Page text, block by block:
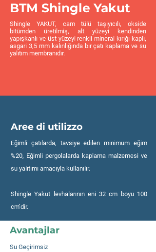
BTM Shingle Yakut
Shingle YAKUT, cam tülü taşıyıcılı, okside
bitümden üretilmiş, alt yüzeyi kendinden
yapışkanlı ve üst yüzeyi renkli mineral kırığı kaplı,
asgari 3,5 mm kalınlığında bir çatı kaplama ve su
yalıtım membranıdır.
Aree di utilizzo
Eğimli çatılarda, tavsiye edilen minimum eğim
%20, Eğimli pergolalarda kaplama malzemesi ve
su yalıtımı amacıyla kullanılır.
Shingle Yakut levhalarının eni 32 cm boyu 100
cm’dir.
Avantajlar
Su Geçirimsiz